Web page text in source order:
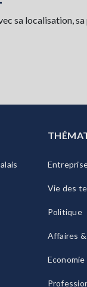
sa localisation,
Vie des
Politique
Affaires
Economie